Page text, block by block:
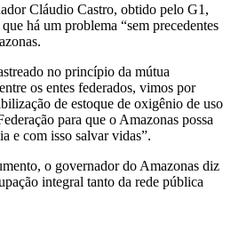
Cláudio Castro, obtido pelo G1,
há um problema “sem precedentes
no princípio da mútua
os entes federados, vimos por
de estoque de oxigênio de uso
para que o Amazonas possa
e com isso salvar vidas”.
o governador do Amazonas diz
integral tanto da rede pública